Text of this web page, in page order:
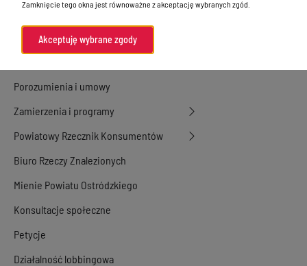
powiatowego
Organy Powiatu
Porozumienia i umowy
Zamierzenia i programy
Powiatowy Rzecznik Konsumentów
Biuro Rzeczy Znalezionych
Mienie Powiatu Ostródzkiego
Konsultacje społeczne
Petycje
Działalność lobbingowa
Zamknięcie tego okna jest równoważne z akceptację wybranych zgód.
Akceptuję wybrane zgody